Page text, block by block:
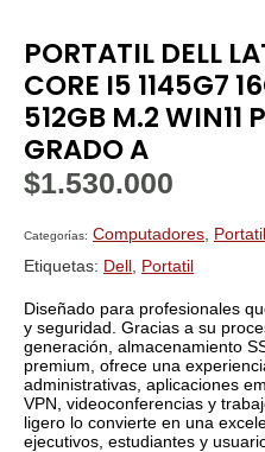
PORTATIL DELL
CORE I5 1145G7
512GB M.2 WIN11
GRADO A
$1.530.000
Categorías: Computadores
Etiquetas: Dell Portatil
Diseñado para profesionales
y seguridad. Gracias a su
generación, almacenamiento
premium, ofrece una
administrativas, aplicaciones
VPN, videoconferencias y
ligero lo convierte en una
ejecutivos, estudiantes y